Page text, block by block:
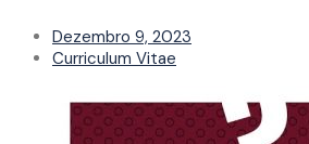
Dezembro 9, 2023
Curriculum Vitae